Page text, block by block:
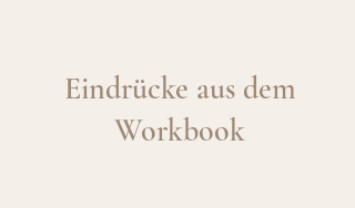
Eindrücke aus dem
Workbook